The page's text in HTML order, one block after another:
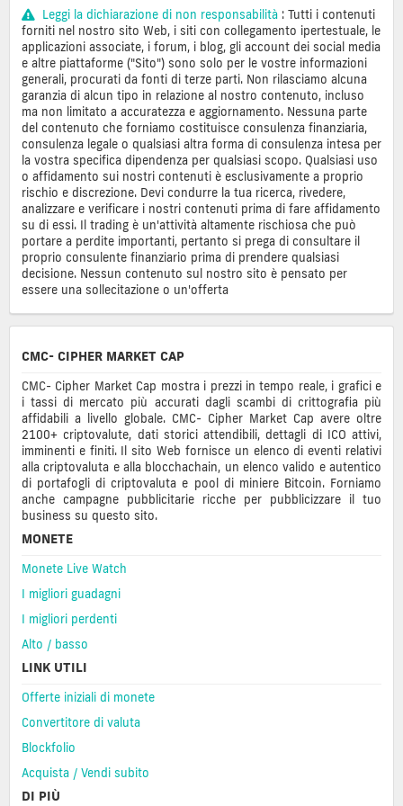
Leggi la dichiarazione di non responsabilità : Tutti i contenuti
forniti nel nostro sito Web, i siti con collegamento ipertestuale, le
applicazioni associate, i forum, i blog, gli account dei social media
e altre piattaforme ("Sito") sono solo per le vostre informazioni
generali, procurati da fonti di terze parti. Non rilasciamo alcuna
garanzia di alcun tipo in relazione al nostro contenuto, incluso
ma non limitato a accuratezza e aggiornamento. Nessuna parte
del contenuto che forniamo costituisce consulenza finanziaria,
consulenza legale o qualsiasi altra forma di consulenza intesa per
la vostra specifica dipendenza per qualsiasi scopo. Qualsiasi uso
o affidamento sui nostri contenuti è esclusivamente a proprio
rischio e discrezione. Devi condurre la tua ricerca, rivedere,
analizzare e verificare i nostri contenuti prima di fare affidamento
su di essi. Il trading è un'attività altamente rischiosa che può
portare a perdite importanti, pertanto si prega di consultare il
proprio consulente finanziario prima di prendere qualsiasi
decisione. Nessun contenuto sul nostro sito è pensato per
essere una sollecitazione o un'offerta
CMC- CIPHER MARKET CAP
CMC- Cipher Market Cap mostra i prezzi in tempo reale, i grafici e
i tassi di mercato più accurati dagli scambi di crittografia più
affidabili a livello globale. CMC- Cipher Market Cap avere oltre
2100+ criptovalute, dati storici attendibili, dettagli di ICO attivi,
imminenti e finiti. Il sito Web fornisce un elenco di eventi relativi
alla criptovaluta e alla blocchachain, un elenco valido e autentico
di portafogli di criptovaluta e pool di miniere Bitcoin. Forniamo
anche campagne pubblicitarie ricche per pubblicizzare il tuo
business su questo sito.
MONETE
Monete Live Watch
I migliori guadagni
I migliori perdenti
Alto / basso
LINK UTILI
Offerte iniziali di monete
Convertitore di valuta
Blockfolio
Acquista / Vendi subito
DI PIÙ